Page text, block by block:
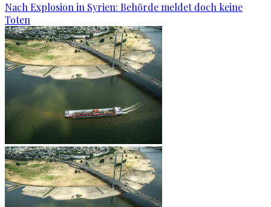
Nach Explosion in Syrien: Behörde meldet doch keine
Toten